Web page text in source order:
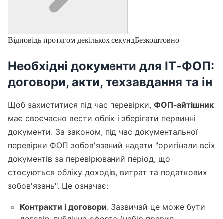
Відповідь протягом декількох секундБезкоштовно
Необхідні документи для ІТ‑ФОП:
договори, акти, техзавдання та ін
Щоб захиститися під час перевірки, ФОП‑айтішник
має своєчасно вести облік і зберігати первинні
документи. За законом, під час документальної
перевірки ФОП зобов'язаний надати "оригінали всіх
документів за перевірюваний період, що
стосуються обліку доходів, витрат та податкових
зобов'язань". Це означає:
Контракти і договори. Зазвичай це може бути